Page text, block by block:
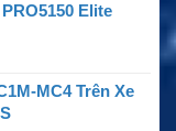
Elite
MC4 Trên Xe